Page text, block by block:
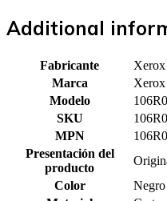
Additional
Fabricante
Marca
Xerox
Modelo
SKU
MPN
Presentación del
producto
Color
Negro